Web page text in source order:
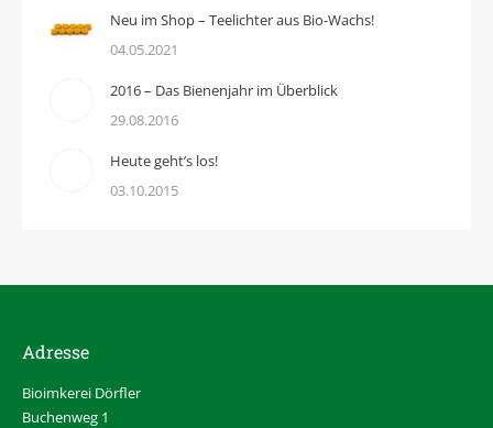
Neu im Shop – Teelichter aus Bio-Wachs!
04.05.2021
2016 – Das Bienenjahr im Überblick
29.08.2016
Heute geht’s los!
03.10.2015
Adresse
Bioimkerei Dörfler
Buchenweg 1